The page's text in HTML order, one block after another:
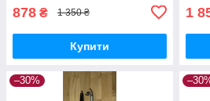
878 ₴ 1 350 ₴
Купити
1
–30%